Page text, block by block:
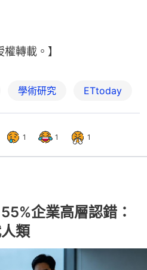
權轉載。】
學術研究 ETtoday
1 1 1
企業高層認錯：
類